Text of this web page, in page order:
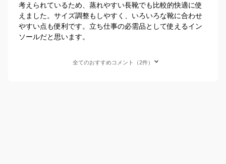
考えられているため、蒸れやすい長靴でも比較的快適に使
えました。サイズ調整もしやすく、いろいろな靴に合わせ
やすい点も便利です。立ち仕事の必需品として使えるイン
ソールだと思います。
全てのおすすめコメント（2件）